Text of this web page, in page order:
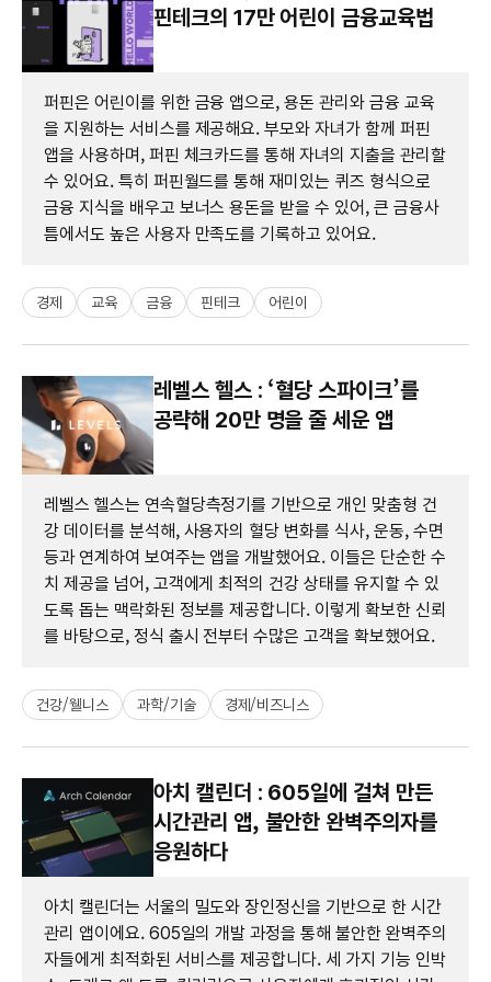
핀테크의 17만 어린이 금융교육법
퍼핀은 어린이를 위한 금융 앱으로, 용돈 관리와 금융 교육
을 지원하는 서비스를 제공해요. 부모와 자녀가 함께 퍼핀
앱을 사용하며, 퍼핀 체크카드를 통해 자녀의 지출을 관리할
수 있어요. 특히 퍼핀월드를 통해 재미있는 퀴즈 형식으로
금융 지식을 배우고 보너스 용돈을 받을 수 있어, 큰 금융사
틈에서도 높은 사용자 만족도를 기록하고 있어요.
경제 교육 금융 핀테크 어린이
레벨스 헬스 : ‘혈당 스파이크’를
공략해 20만 명을 줄 세운 앱
레벨스 헬스는 연속혈당측정기를 기반으로 개인 맞춤형 건
강 데이터를 분석해, 사용자의 혈당 변화를 식사, 운동, 수면
등과 연계하여 보여주는 앱을 개발했어요. 이들은 단순한 수
치 제공을 넘어, 고객에게 최적의 건강 상태를 유지할 수 있
도록 돕는 맥락화된 정보를 제공합니다. 이렇게 확보한 신뢰
를 바탕으로, 정식 출시 전부터 수많은 고객을 확보했어요.
건강/웰니스 과학/기술 경제/비즈니스
아치 캘린더 : 605일에 걸쳐 만든
시간관리 앱, 불안한 완벽주의자를
응원하다
아치 캘린더는 서울의 밀도와 장인정신을 기반으로 한 시간
관리 앱이에요. 605일의 개발 과정을 통해 불안한 완벽주의
자들에게 최적화된 서비스를 제공합니다. 세 가지 기능 인박